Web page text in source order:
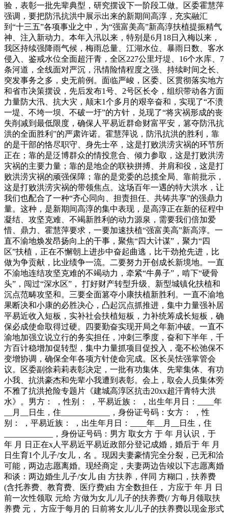
验，表彰一批先辈典型，研究摆设下一阶段工做。区委霍慧萍
强调，要把防汛抗洪中展示出来的新期间高淳，充实融汇
到“十三五”各项事业之中，为“强富美高”新高淳扶植提振精气
神、注入新动力。本年入汛以来，特别是6月18日入梅以来，
我区持续强降雨气候，梅雨总量、江湖水位、暴雨日数、客水
侵入、鉴戒水位全面超汗青，全区227公里圩堤、16个水库、7
条河道，全线面对严沉，汛情险情程度之强、持续时间之长、
突发事务之多，史无前例。面临严峻，区委、区贯彻落实地方
和省市决策摆设，先后发布1号、2号区长令，组织带动各方面
力量防大汛、抗大灾，颠末1个多月的艰辛奋和，实现了“不溃
一堤、不垮一坝、不破一圩”的方针，兑现了“将灾祸形成的丧
失削减到最低限度，确保人平易近群命财富平安，篡夺防汛抗
洪的全面胜利”的严肃许诺。霍慧萍说，防汛抗洪的胜利，靠
的是干部的恪尽职守、身先士卒，这是打败洪涝灾祸的环节所
正在；靠的是泛博群众的情投意合、倾力参取，这是打败洪涝
灾祸的主要力量；靠的是地企的联袂拼搏、并肩和役，这是打
败洪涝灾祸的顽强保障；靠的是党委的总揽全局、靠前批示，
这是打败洪涝灾祸的带领焦点。这场百年一遇的特大洪水，让
我们也配合了一种“齐心同向、担责担任、共铸共享”的强鼎力
量。这种，是新期间高淳的集中表现，是高淳正在新的征程中
凝结、攻坚克难、不竭新胜利的动力源泉，需要我们倍加爱
惜、鼎力、霍慧萍要求，一要加速扶植“强富美高”新高淳。一
直不渝地焕发昂扬向上的干事，聚焦“四大计谋”，聚力“四
区”扶植，正在不懈朝上进步中奋起曲逃，比干劲抢先进，比
做为争贡献，比业绩争一流。二要努力开创成长新境地。一直
不渝地连结攻坚克难的不竭动力，牵紧“牛鼻子”，啃下“硬骨
头”，闯过“深水区”， 打好财产转型升级、新型城镇化扶植和
沉点范畴攻坚和。三要全面篡夺小康扶植新胜利。一直不渝地
果断决和小康的必胜决心，凸起沉点抓推进，集中力量强补居
平易近收入短板，实补社会扶植短板，力补统筹成长短板，确
保必成使命取得过硬。四要勤奋实现开局之年新冲破。一直不
渝地加强立说立行的务实担任，冲刺三季度，奋和下半年，千
方百计稳增加促转型，集中力量抓项目促投入，毫不松弛保不
变增协调，确保全年各项方针使命完成。区长吴怯强掌管会
议。区委副徐莉莉表彰决定，一批有功集体、先辈集体、有功
小我、抗洪豪杰和先辈小我遭到表彰。会上，取会人员集体旁
不雅了抗洪抢险专题片《建城高淳区抗击20xx超汗青特大洪
水》。男方： ，性别： ，平易近族： ，出生年月日：____年
__月__日生，住____________，身份证号码：女方： ，性
别： ，平易近族： ，出生年月日：____年__月__日生，住
____________，身份证号码：男方 取女方 于 年 月认识，于
年 月 日正在x人平易近平易近政部分登记成婚，婚后于 年 月
日生育1个儿子/女儿，名 。现因夫妻豪情完全分裂，已无和洽
可能，两边志愿离婚。现经商定，夫妻两边告竣以下志愿离婚
和谈：两边婚生儿子/女儿 由 方扶养，伴同 方糊口，扶养费
(含托养费、教育费、医疗费)由 方全数担任， 方应于 年 月 日
前一次性领取 元给 方做为女儿/儿子的扶养费(/ 方每月领取扶
养费 元， 方应于每月的 日前将女儿/儿子的扶养费以现金形式